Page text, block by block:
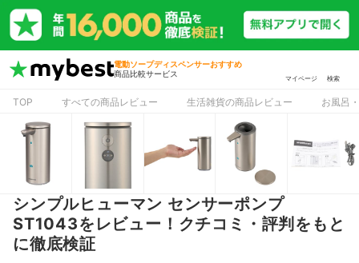
電動ソープディスペンサーおすすめ
商品比較サービス
マイページ 検索
TOP すべての商品レビュー 生活雑貨の商品レビュー お風呂
シンプルヒューマン センサーポンプ
ST1043をレビュー！クチコミ・評判をもと
に徹底検証